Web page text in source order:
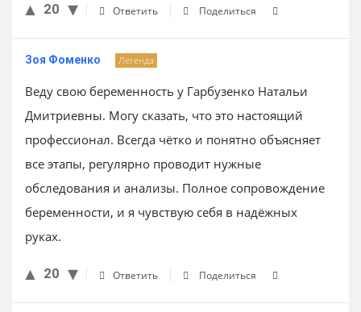
20 Ответить Поделиться
Зоя Фоменко Легенда
Веду свою беременность у Гарбузенко Натальи
Дмитриевны. Могу сказать, что это настоящий
профессионал. Всегда чётко и понятно объясняет
все этапы, регулярно проводит нужные
обследования и анализы. Полное сопровождение
беременности, и я чувствую себя в надёжных
руках.
20 Ответить Поделиться